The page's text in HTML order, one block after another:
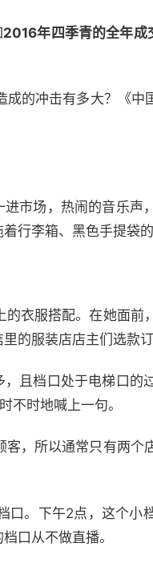
2016年四季青的全年
成的冲击有多大？《中
市场，热闹的音乐声
行李箱、黑色手提袋的
衣服搭配。在她面前
的服装店店主们选款订
且档口处于电梯口的
不时地喊上一句。
客，所以通常只有两个
口。下午2点，这个小
口从不做直播。